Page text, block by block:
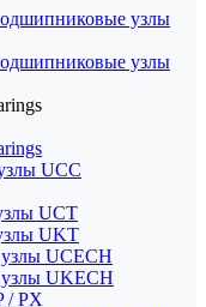
узлы
узлы
UCC
UCT
UKT
UCECH
UKECH
/ PX